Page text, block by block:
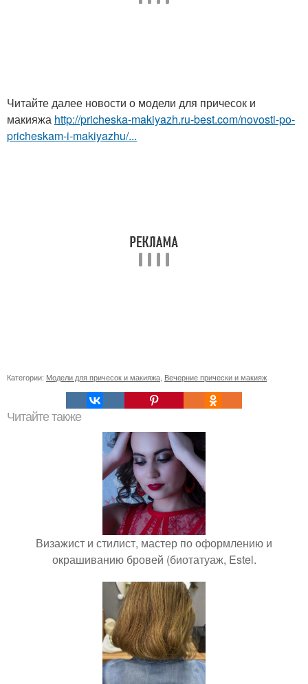
Читайте далее новости о модели для причесок и
макияжа http://pricheska-makiyazh.ru-best.com/novosti-po-
pricheskam-i-makiyazhu/...
Категории: Модели для причесок и макияжа Вечерние прически и макияж
Читайте также
Визажист и стилист, мастер по оформлению и
окрашиванию бровей (биотатуаж, Estel.